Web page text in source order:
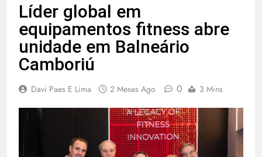
Líder global em
equipamentos fitness abre
unidade em Balneário
Camboriú
Davi Paes E Lima 2 Meses Ago 0 3 Mins